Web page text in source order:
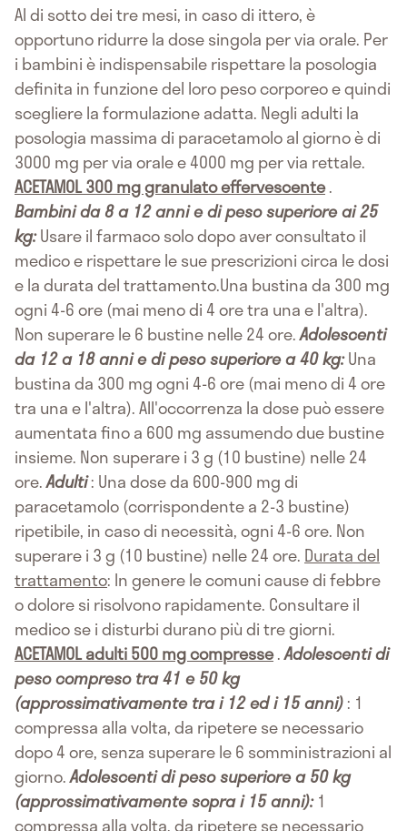
Al di sotto dei tre mesi, in caso di ittero, è
opportuno ridurre la dose singola per via orale. Per
i bambini è indispensabile rispettare la posologia
definita in funzione del loro peso corporeo e quindi
scegliere la formulazione adatta. Negli adulti la
posologia massima di paracetamolo al giorno è di
3000 mg per via orale e 4000 mg per via rettale.
ACETAMOL 300 mg granulato effervescente.
Bambini da 8 a 12 anni e di peso superiore ai 25
kg:Usare il farmaco solo dopo aver consultato il
medico e rispettare le sue prescrizioni circa le dosi
e la durata del trattamento.Una bustina da 300 mg
ogni 4-6 ore (mai meno di 4 ore tra una e l'altra).
Non superare le 6 bustine nelle 24 ore.Adolescenti
da 12 a 18 anni e di peso superiore a 40 kg:Una
bustina da 300 mg ogni 4-6 ore (mai meno di 4 ore
tra una e l'altra). All'occorrenza la dose può essere
aumentata fino a 600 mg assumendo due bustine
insieme. Non superare i 3 g (10 bustine) nelle 24
ore.Adulti: Una dose da 600-900 mg di
paracetamolo (corrispondente a 2-3 bustine)
ripetibile, in caso di necessità, ogni 4-6 ore. Non
superare i 3 g (10 bustine) nelle 24 ore. Durata del
trattamento: In genere le comuni cause di febbre
o dolore si risolvono rapidamente. Consultare il
medico se i disturbi durano più di tre giorni.
ACETAMOL adulti 500 mg compresse.Adolescenti di
peso compreso tra 41 e 50 kg
(approssimativamente tra i 12 ed i 15 anni): 1
compressa alla volta, da ripetere se necessario
dopo 4 ore, senza superare le 6 somministrazioni al
giorno.Adolescenti di peso superiore a 50 kg
(approssimativamente sopra i 15 anni): 1
compressa alla volta, da ripetere se necessario